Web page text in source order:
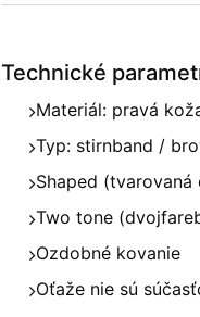
Technické
Materiál: pravá
Typ: stirnband /
Shaped (tvarovaná
Two tone
Ozdobné kovanie
Oťaže nie sú